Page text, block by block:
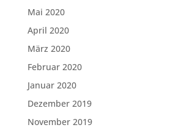
Mai 2020
April 2020
März 2020
Februar 2020
Januar 2020
Dezember 2019
November 2019